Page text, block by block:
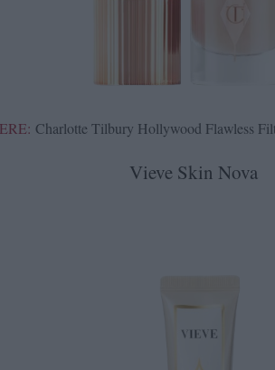
Charlotte Tilbury Hollywood Flawless
Vieve Skin Nova